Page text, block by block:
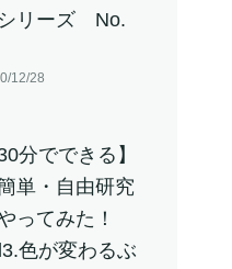
リーズ No.
12/28
30分でできる】
単・自由研究
ってみた！
色が変わるぶ